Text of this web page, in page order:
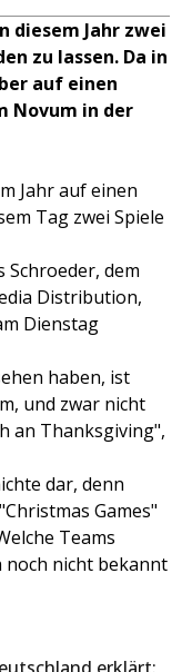
diesem Jahr zwei
zu lassen. Da in
auf einen
Novum in der
Jahr auf einen
Tag zwei Spiele
Schroeder, dem
Distribution,
Dienstag
haben, ist
und zwar nicht
an Thanksgiving",
dar, denn
Games"
Teams
noch nicht bekannt